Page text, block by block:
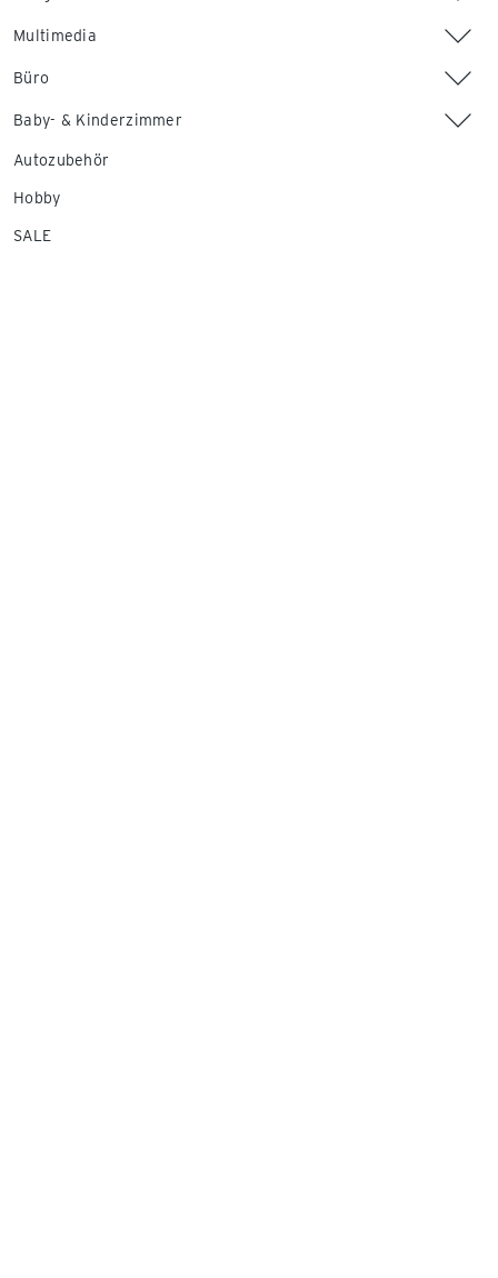
Multimedia
Büro
Baby- & Kinderzimmer
Autozubehör
Hobby
SALE